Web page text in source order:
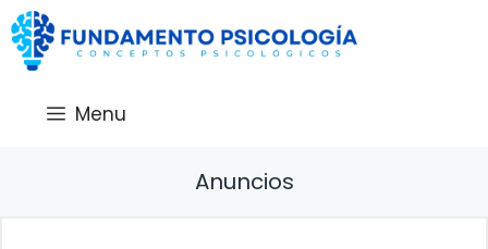
Saltar
al
contenido
Menu
Anuncios